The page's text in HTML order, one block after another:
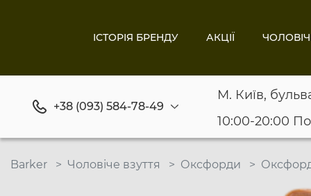
ІСТОРІЯ БРЕНДУ АКЦІЇ
+38 (093) 584-78-49
М. Київ,
10:00-20:00
Barker Чоловіче взуття Оксфорди